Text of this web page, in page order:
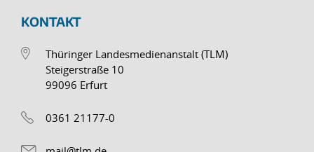
KONTAKT
Thüringer Landesmedienanstalt (TLM)
Steigerstraße 10
99096 Erfurt
0361 21177-0